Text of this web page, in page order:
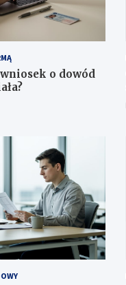
wniosek o dowód